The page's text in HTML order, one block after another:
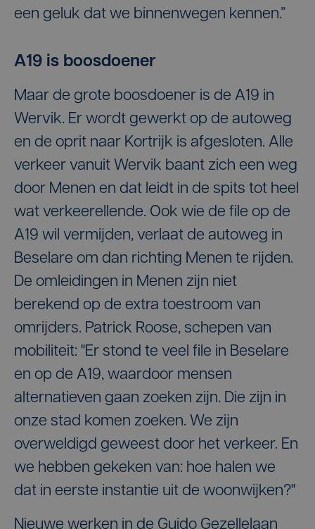
een geluk dat we binnenwegen kennen.”
A19 is boosdoener
Maar de grote boosdoener is de A19 in
Wervik. Er wordt gewerkt op de autoweg
en de oprit naar Kortrijk is afgesloten. Alle
verkeer vanuit Wervik baant zich een weg
door Menen en dat leidt in de spits tot heel
wat verkeerellende. Ook wie de file op de
A19 wil vermijden, verlaat de autoweg in
Beselare om dan richting Menen te rijden.
De omleidingen in Menen zijn niet
berekend op de extra toestroom van
omrijders. Patrick Roose, schepen van
mobiliteit: "Er stond te veel file in Beselare
en op de A19, waardoor mensen
alternatieven gaan zoeken zijn. Die zijn in
onze stad komen zoeken. We zijn
overweldigd geweest door het verkeer. En
we hebben gekeken van: hoe halen we
dat in eerste instantie uit de woonwijken?"
Nieuwe werken in de Guido Gezellelaan